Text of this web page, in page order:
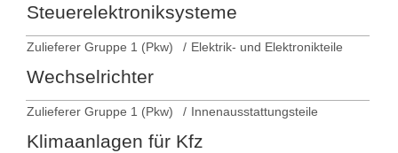
Steuerelektroniksysteme
Zulieferer Gruppe 1 (Pkw) Elektrik- und Elektronikteile
Wechselrichter
Zulieferer Gruppe 1 (Pkw) Innenausstattungsteile
Klimaanlagen für Kfz